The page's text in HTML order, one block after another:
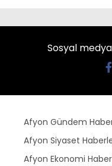
Sosyal
Afyon Gündem
Afyon Siyaset
Afyon Ekonomi